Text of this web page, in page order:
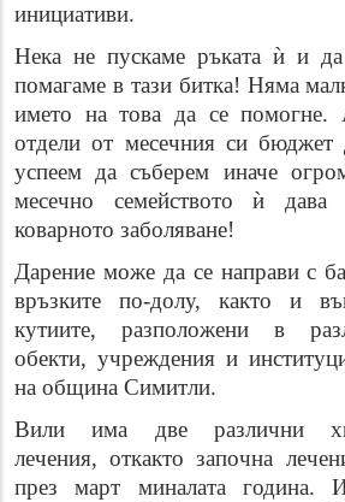
инициативи.
Нека не пускаме ръката ѝ и
помагаме в тази битка! Няма
името на това да се помогне.
отдели от месечния си
успеем да съберем иначе
месечно семейството ѝ дава
коварното заболяване!
Дарение може да се направи с
връзките по-долу, както и
кутиите, разположени в
обекти, учреждения и
на община Симитли.
Вили има две различни
лечения, откакто започна
през март миналата година.